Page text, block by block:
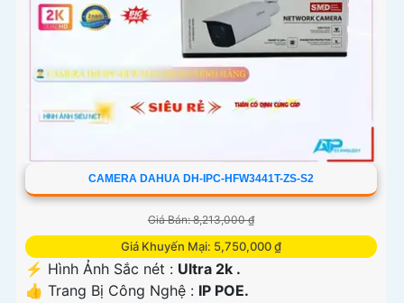
CAMERA DAHUA DH-IPC-HFW3441T-ZS-S2
Giá Bán: 8,213,000 ₫
Giá Khuyến Mại: 5,750,000 ₫
️⚡ Hình Ảnh Sắc nét : Ultra 2k .
👍 Trang Bị Công Nghệ : IP POE.